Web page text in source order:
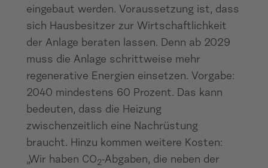
eingebaut werden. Voraussetzung ist, dass
sich Hausbesitzer zur Wirtschaftlichkeit
der Anlage beraten lassen. Denn ab 2029
muss die Anlage schrittweise mehr
regenerative Energien einsetzen. Vorgabe:
2040 mindestens 60 Prozent. Das kann
bedeuten, dass die Heizung
zwischenzeitlich eine Nachrüstung
braucht. Hinzu kommen weitere Kosten:
„Wir haben CO2-Abgaben, die neben der